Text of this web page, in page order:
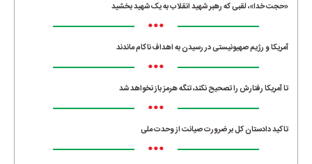
«حجت خدا»، لقبی که رهبر شهید انقلاب به یک شهید بخشید
•••
آمریکا و رژیم صهیونیستی در رسیدن به اهداف ناکام ماندند
•••
تا آمریکا رفتارش را تصحیح نکند، تنگه هرمز باز نخواهد شد
•••
تاکید دادستان کل بر ضرورت صیانت از وحدت ملی
•••